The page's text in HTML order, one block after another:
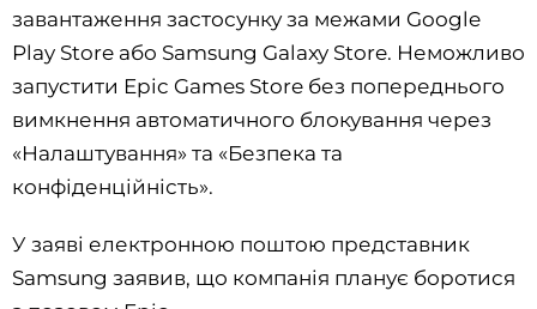
завантаження застосунку за межами Google
Play Store або Samsung Galaxy Store. Неможливо
запустити Epic Games Store без попереднього
вимкнення автоматичного блокування через
«Налаштування» та «Безпека та
конфіденційність».
У заяві електронною поштою представник
Samsung заявив, що компанія планує боротися